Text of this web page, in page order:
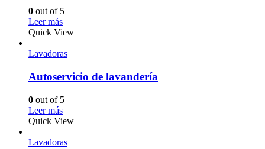
0 out of 5
Leer más
Quick View
Lavadoras
Autoservicio de lavandería
0 out of 5
Leer más
Quick View
Lavadoras